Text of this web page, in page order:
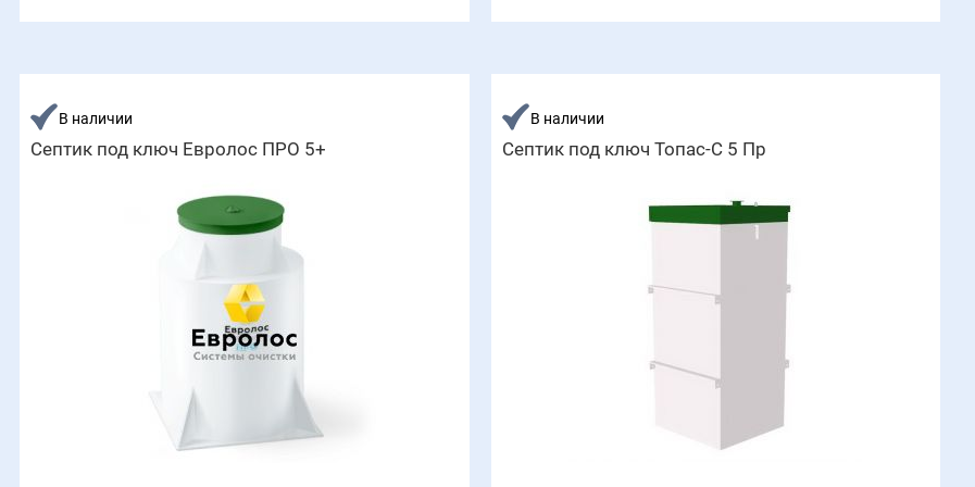
В наличии
Септик под ключ Евролос ПРО 5+
В наличии
Септик под ключ Топас-С 5 Пр